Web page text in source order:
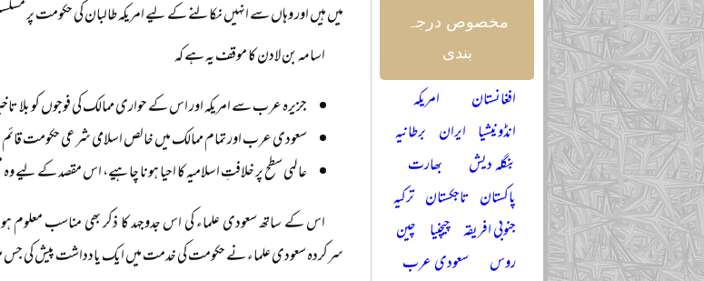
میں ہیں اور وہاں سے انہیں نکالنے کے لیے امریکہ طالبان کی حکومت پر
اسامہ بن لادن کا موقف یہ ہے کہ
جزیرہ عرب سے امریکہ اور اس کے حواری ممالک کی فوجوں کو بلا
سعودی عرب اور تمام ممالک میں خالص اسلامی شرعی حکومت قائم
عالمی سطح پر خلافتِ اسلامیہ کا احیا ہونا چاہیے، اس مقصد کے
سرکردہ سعودی علماء نے حکومت کی خدمت میں ایک یادداشت پیش کی جس
مخصوص درجہ
بندی
افغانستان
امریکہ
انڈونیشیا ایران برطانیہ
بنگلہ دیش
بھارت
پاکستان تاجکستان ترکیہ
جنوبی افریقہ چیچنیا چین
روس
سعودی عرب